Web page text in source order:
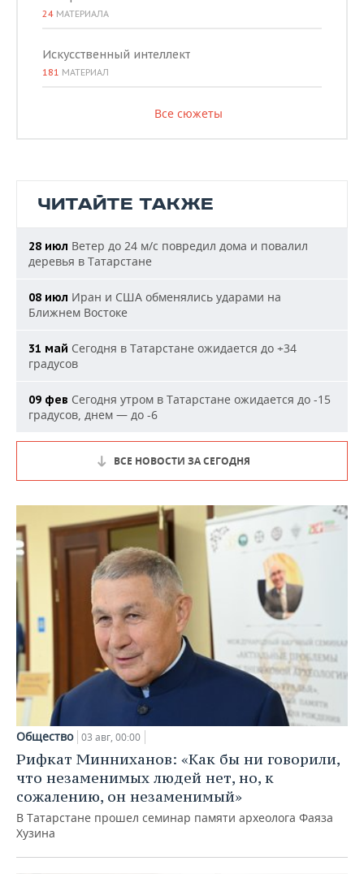
24 МАТЕРИАЛА
Искусственный интеллект
181 МАТЕРИАЛ
Все сюжеты
ЧИТАЙТЕ ТАКЖЕ
28 июл Ветер до 24 м/с повредил дома и повалил
деревья в Татарстане
08 июл Иран и США обменялись ударами на
Ближнем Востоке
31 май Сегодня в Татарстане ожидается до +34
градусов
09 фев Сегодня утром в Татарстане ожидается до -15
градусов, днем — до -6
ВСЕ НОВОСТИ ЗА СЕГОДНЯ
Общество 03 авг, 00:00
Рифкат Минниханов: «Как бы ни говорили,
что незаменимых людей нет, но, к
сожалению, он незаменимый»
В Татарстане прошел семинар памяти археолога Фаяза
Хузина